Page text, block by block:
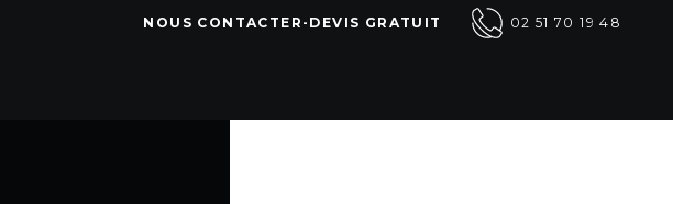
NOUS CONTACTER-DEVIS GRATUIT 02 51 70 19 48